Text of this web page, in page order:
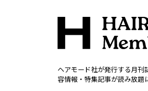
ヘアモード社が発行する月
容情報・特集記事が読み放題